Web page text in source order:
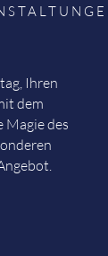
Ihren
dem
Magie des